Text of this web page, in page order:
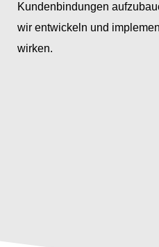
Kundenbindungen
wir entwickeln und
wirken.